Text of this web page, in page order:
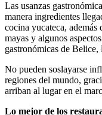
Las usanzas
manera ingredientes
cocina yucateca,
mayas y algunos
gastronómicas de Belice,
No pueden soslayarse
regiones del mundo,
arriban al lugar en el
Lo mejor de los